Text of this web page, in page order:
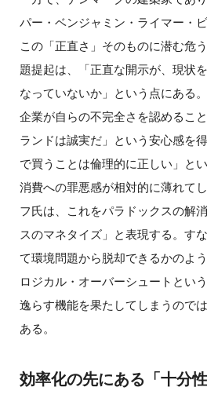
パー・ベンジャミン・ライマー・
この「正直さ」そのものに潜む危
題提起は、「正直な開示が、現状
なっていないか」という点にある。
企業が自らの不完全さを認めるこ
ランドは誠実だ」という安心感を
で買うことは倫理的に正しい」と
消費への罪悪感が相対的に薄れて
フ氏は、これをパラドックスの解
スのマネタイズ」と表現する。す
て環境問題から脱却できるかのよ
ロジカル・オーバーシュートとい
逸らす機能を果たしてしまうので
ある。
効率化の先にある「十分